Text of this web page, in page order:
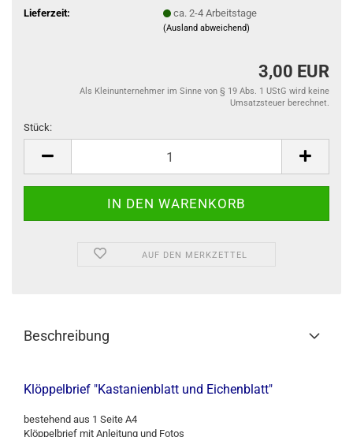
Lieferzeit:
ca. 2-4 Arbeitstage
(Ausland abweichend)
3,00 EUR
Als Kleinunternehmer im Sinne von § 19 Abs. 1 UStG wird keine
Umsatzsteuer berechnet.
Stück:
AUF DEN MERKZETTEL
Beschreibung
Klöppelbrief "Kastanienblatt und Eichenblatt"
bestehend aus 1 Seite A4
Klöppelbrief mit Anleitung und Fotos